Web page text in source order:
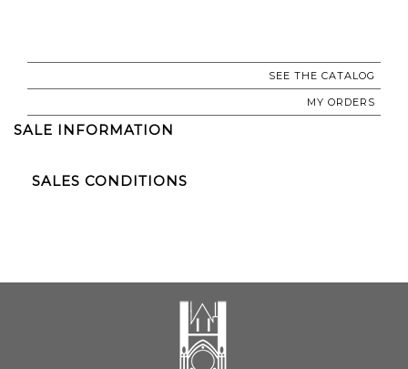
SEE THE CATALOG
MY ORDERS
SALE INFORMATION
SALES CONDITIONS